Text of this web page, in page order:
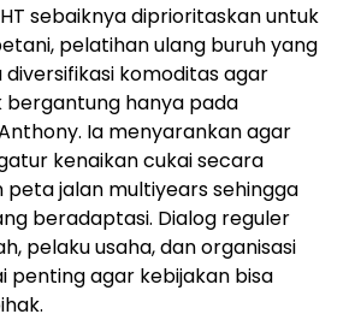
sebaiknya diprioritaskan untuk
pelatihan ulang buruh yang
komoditas agar
hanya pada
Ia menyarankan agar
kenaikan cukai secara
jalan multiyears sehingga
beradaptasi. Dialog reguler
pelaku usaha, dan organisasi
penting agar kebijakan bisa